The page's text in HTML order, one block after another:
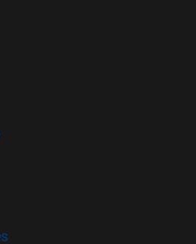
en nueva ventana)
en nueva ventana)